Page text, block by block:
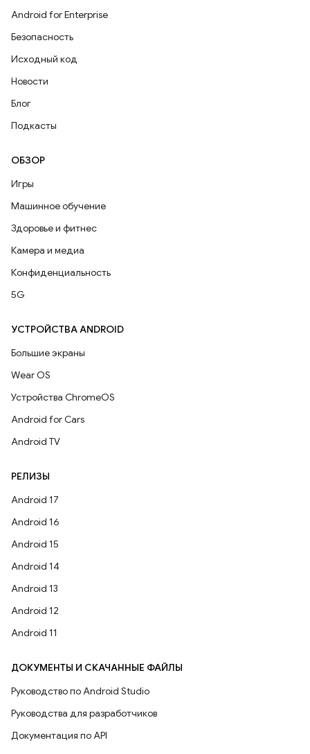
Android for Enterprise
Безопасность
Исходный код
Новости
Блог
Подкасты
ОБЗОР
Игры
Машинное обучение
Здоровье и фитнес
Камера и медиа
Конфиденциальность
5G
УСТРОЙСТВА ANDROID
Большие экраны
Wear OS
Устройства ChromeOS
Android for Cars
Android TV
РЕЛИЗЫ
Android 17
Android 16
Android 15
Android 14
Android 13
Android 12
Android 11
ДОКУМЕНТЫ И СКАЧАННЫЕ ФАЙЛЫ
Руководство по Android Studio
Руководства для разработчиков
Документация по API